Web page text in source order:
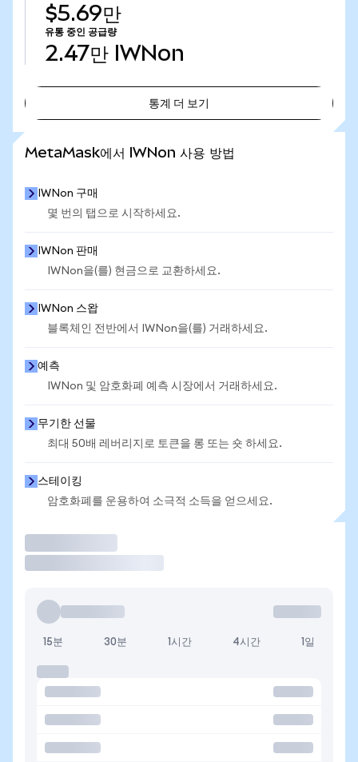
$5.69만
유통 중인 공급량
2.47만 IWNon
통계 더 보기
MetaMask에서 IWNon 사용 방법
IWNon 구매
몇 번의 탭으로 시작하세요.
IWNon 판매
IWNon을(를) 현금으로 교환하세요.
IWNon 스왑
블록체인 전반에서 IWNon을(를) 거래하세요.
예측
IWNon 및 암호화폐 예측 시장에서 거래하세요.
무기한 선물
최대 50배 레버리지로 토큰을 롱 또는 숏 하세요.
스테이킹
암호화폐를 운용하여 소극적 소득을 얻으세요.
15분 30분 1시간 4시간 1일